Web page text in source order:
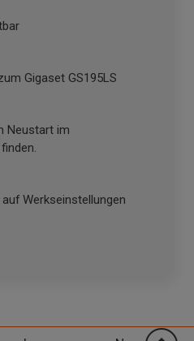
Gigaset GS195LS
Neustart im
Werkseinstellungen